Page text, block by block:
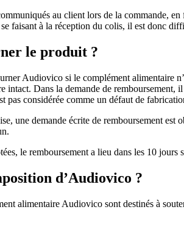
au client lors de la commande,
faisant à la réception du colis, il est donc
le produit ?
Audiovico si le complément alimentaire
intact. Dans la demande de
pas considérée comme un défaut de
une demande écrite de remboursement
le remboursement a lieu dans les 10
d’Audiovico ?
alimentaire Audiovico sont destinés à